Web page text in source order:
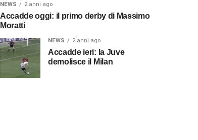
NEWS 2 anni ago
Accadde oggi: il primo derby di Massimo
Moratti
NEWS 2 anni ago
Accadde ieri: la Juve
demolisce il Milan